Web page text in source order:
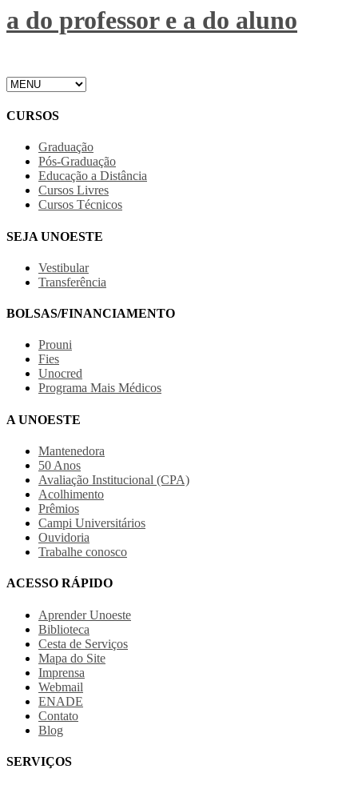
a do professor e a do aluno
CURSOS
Graduação
Pós-Graduação
Educação a Distância
Cursos Livres
Cursos Técnicos
SEJA UNOESTE
Vestibular
Transferência
BOLSAS/FINANCIAMENTO
Prouni
Fies
Unocred
Programa Mais Médicos
A UNOESTE
Mantenedora
50 Anos
Avaliação Institucional (CPA)
Acolhimento
Prêmios
Campi Universitários
Ouvidoria
Trabalhe conosco
ACESSO RÁPIDO
Aprender Unoeste
Biblioteca
Cesta de Serviços
Mapa do Site
Imprensa
Webmail
ENADE
Contato
Blog
SERVIÇOS